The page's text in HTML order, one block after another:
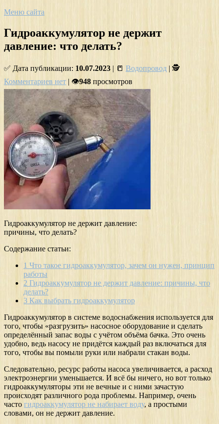
Меню сайта
Гидроаккумулятор не держит
давление: что делать?
✅ Дата публикации: 10.07.2023 | 📒 Водопровод | 🕵
Комментариев нет | 👁948 просмотров
Гидроаккумулятор не держит давление:
причины, что делать?
Содержание статьи:
1 Что такое гидроаккумулятор, зачем он нужен, принцип
работы
2 Гидроаккумулятор не держит давление: причины, что
делать?
3 Как выбрать гидроаккумулятор
Гидроаккумулятор в системе водоснабжения используется для
того, чтобы «разгрузить» насосное оборудование и сделать
определённый запас воды с учётом объёма бачка. Это очень
удобно, ведь насосу не придётся каждый раз включаться для
того, чтобы вы помыли руки или набрали стакан воды.
Следовательно, ресурс работы насоса увеличивается, а расход
электроэнергии уменьшается. И всё бы ничего, но вот только
гидроаккумуляторы эти не вечные и с ними зачастую
происходят различного рода проблемы. Например, очень
часто гидроаккумулятор не набирает воду, а простыми
словами, он не держит давление.